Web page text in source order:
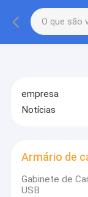
empresa
Notícias
Armário de
Gabinete de
USB